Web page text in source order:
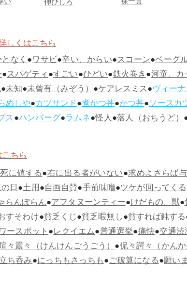
伸びしろ
しくはこちら
なく●ワサビ●辛い、からい●スコーン●ベーグ
●スパゲティ●すごい●ひどい●鉄火巻き●河童、
●未知●未曾有（みぞう）●ケアレスミス●ヴィー
めしや●カツサンド●煮かつ丼●かつ丼●ソースカ
ス●ハンバーグ●ラムネ●怪人●落人（おちうど）
ちら
に値する●右に出る者がいない●求めよさらば
日●土用●自画自賛●手前味噌●ツケが回ってくる
らんぽらん●アフタヌーンティー●けだもの、獣●
すそわけ●貧乏くじ●貧乏暇無し●貧すれば鈍する
ースポット●レクイエム●普通選挙●痛快●交通
々囂々（けんけんごうごう）●侃々諤々（かん
ち呑み●にっちもさっちも●ご破算になる●願い